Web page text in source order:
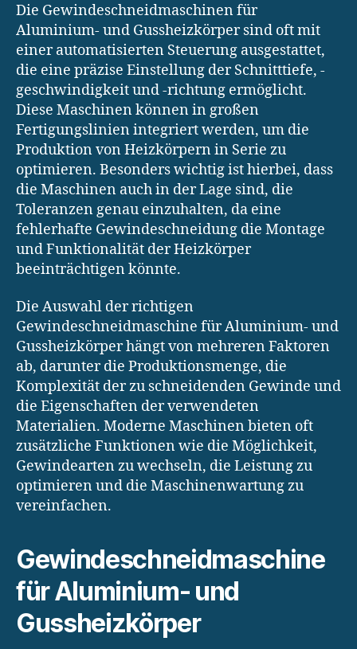
Die Gewindeschneidmaschinen für
Aluminium- und Gussheizkörper sind oft mit
einer automatisierten Steuerung ausgestattet,
die eine präzise Einstellung der Schnitttiefe, -
geschwindigkeit und -richtung ermöglicht.
Diese Maschinen können in großen
Fertigungslinien integriert werden, um die
Produktion von Heizkörpern in Serie zu
optimieren. Besonders wichtig ist hierbei, dass
die Maschinen auch in der Lage sind, die
Toleranzen genau einzuhalten, da eine
fehlerhafte Gewindeschneidung die Montage
und Funktionalität der Heizkörper
beeinträchtigen könnte.
Die Auswahl der richtigen
Gewindeschneidmaschine für Aluminium- und
Gussheizkörper hängt von mehreren Faktoren
ab, darunter die Produktionsmenge, die
Komplexität der zu schneidenden Gewinde und
die Eigenschaften der verwendeten
Materialien. Moderne Maschinen bieten oft
zusätzliche Funktionen wie die Möglichkeit,
Gewindearten zu wechseln, die Leistung zu
optimieren und die Maschinenwartung zu
vereinfachen.
Gewindeschneidmaschine
für Aluminium- und
Gussheizkörper